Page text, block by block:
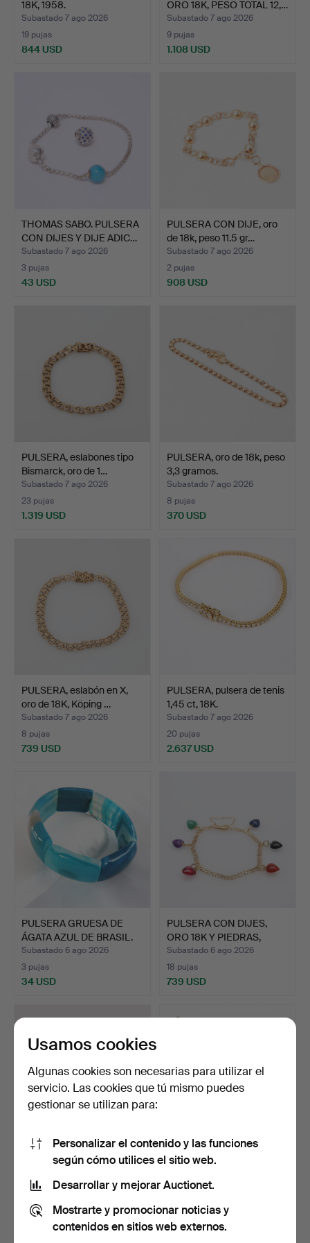
18K, 1958.
Subastado 7 ago 2026
19 pujas
844 USD
ORO 18K, PESO TOTAL 12,…
Subastado 7 ago 2026
9 pujas
1.108 USD
THOMAS SABO. PULSERA
CON DIJES Y DIJE ADIC…
Subastado 7 ago 2026
3 pujas
43 USD
PULSERA CON DIJE, oro
de 18k, peso 11.5 gr…
Subastado 7 ago 2026
2 pujas
908 USD
PULSERA, eslabones tipo
Bismarck, oro de 1…
Subastado 7 ago 2026
23 pujas
1.319 USD
PULSERA, oro de 18k, peso
3,3 gramos.
Subastado 7 ago 2026
8 pujas
370 USD
PULSERA, eslabón en X,
oro de 18K, Köping …
Subastado 7 ago 2026
8 pujas
739 USD
PULSERA, pulsera de tenis
1,45 ct, 18K.
Subastado 7 ago 2026
20 pujas
2.637 USD
PULSERA GRUESA DE
ÁGATA AZUL DE BRASIL.
Subastado 6 ago 2026
3 pujas
34 USD
PULSERA CON DIJES,
ORO 18K Y PIEDRAS,
TOTA…
Subastado 6 ago 2026
18 pujas
739 USD
PULSERA Plata, 3 piezas
de las cuales una …
Subastado 6 ago 2026
64 USD
PULSERA DE CHARMS
Subastado 6 ago 2026
648 USD
Usamos cookies
Algunas cookies son necesarias para utilizar el
servicio. Las cookies que tú mismo puedes
gestionar se utilizan para:
Personalizar el contenido y las funciones
según cómo utilices el sitio web.
Desarrollar y mejorar Auctionet.
Mostrarte y promocionar noticias y
contenidos en sitios web externos.